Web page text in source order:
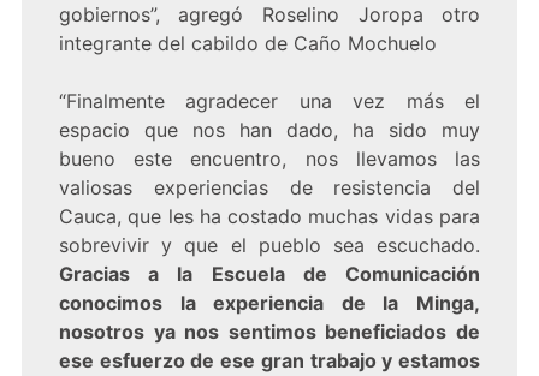
gobiernos”, agregó Roselino Joropa otro
integrante del cabildo de Caño Mochuelo
“Finalmente agradecer una vez más el
espacio que nos han dado, ha sido muy
bueno este encuentro, nos llevamos las
valiosas experiencias de resistencia del
Cauca, que les ha costado muchas vidas para
sobrevivir y que el pueblo sea escuchado.
Gracias a la Escuela de Comunicación
conocimos la experiencia de la Minga,
nosotros ya nos sentimos beneficiados de
ese esfuerzo de ese gran trabajo y estamos